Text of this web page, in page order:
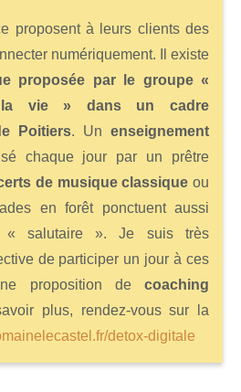
proposent à leurs clients des
numériquement. Il existe
proposée par le groupe «
la vie » dans un cadre
Poitiers. Un enseignement
chaque jour par un prêtre
de musique classique ou
en forêt ponctuent aussi
« salutaire ». Je suis très
de participer un jour à ces
proposition de coaching
plus, rendez-vous sur la
detox-digitale